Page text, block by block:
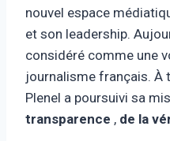
nouvel espace
et son leadership.
considéré comme une
journalisme français. À
Plenel a poursuivi sa
transparence , de la